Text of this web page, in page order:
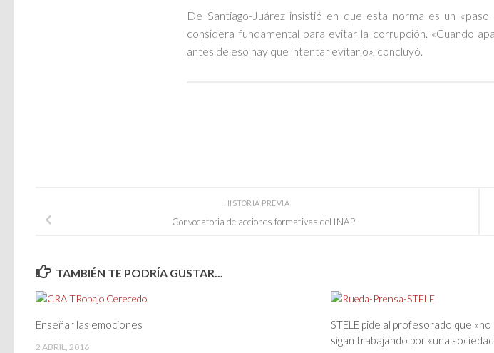
De Santiago-Juárez insistió en que esta norma es un
considera fundamental para evitar la corrupción. «Cuando
antes de eso hay que intentar evitarlo», concluyó.
HISTORIA PREVIA
Convocatoria de acciones formativas del INAP
TAMBIÉN TE PODRÍA GUSTAR...
Enseñar las emociones
2 ABRIL, 2016
STELE pide al profesorado que
sigan trabajando por «una